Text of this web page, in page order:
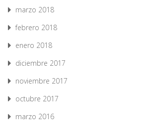
marzo 2018
febrero 2018
enero 2018
diciembre 2017
noviembre 2017
octubre 2017
marzo 2016